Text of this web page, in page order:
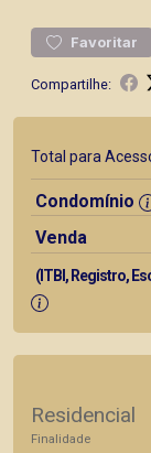
Favoritar
Compartilhe:
Total para
Condomínio
Venda
(ITBI, Registro,
Residencial
Finalidade